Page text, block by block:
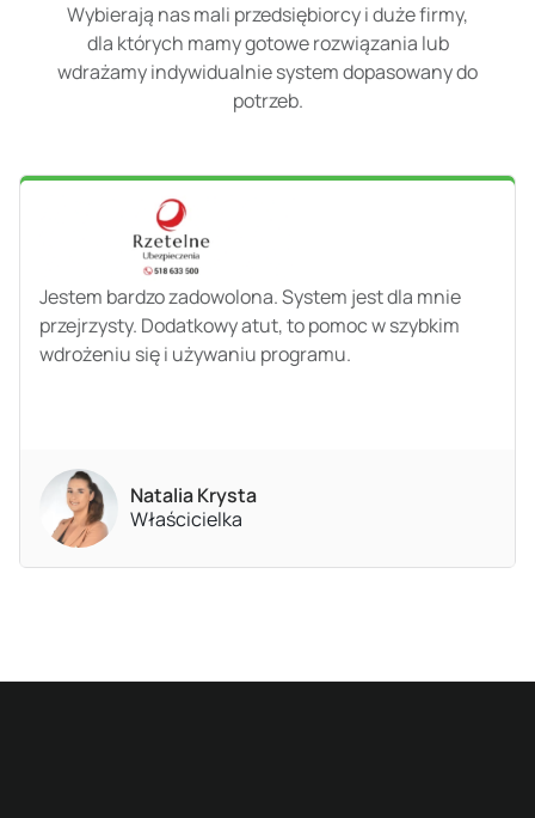
Wybierają nas mali przedsiębiorcy i duże firmy,
dla których mamy gotowe rozwiązania lub
wdrażamy indywidualnie system dopasowany do
potrzeb.
Jestem bardzo zadowolona. System jest dla mnie
przejrzysty. Dodatkowy atut, to pomoc w szybkim
wdrożeniu się i używaniu programu.
Natalia Krysta
Właścicielka